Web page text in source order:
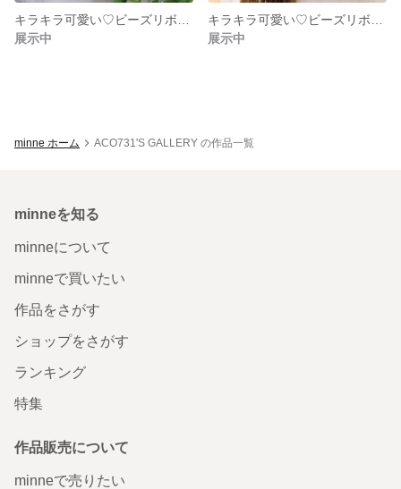
展示中
展示中
minne ホーム ACO731'S GALLERY の作品一覧
minneを知る
minneについて
minneで買いたい
作品をさがす
ショップをさがす
ランキング
特集
作品販売について
minneで売りたい